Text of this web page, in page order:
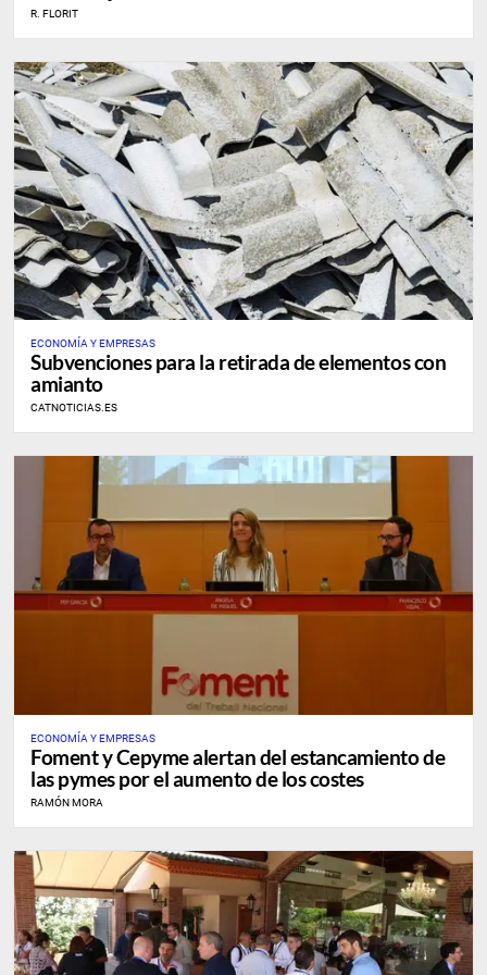
R. FLORIT
ECONOMÍA Y EMPRESAS
Subvenciones para la retirada de elementos con
amianto
CATNOTICIAS.ES
ECONOMÍA Y EMPRESAS
Foment y Cepyme alertan del estancamiento de
las pymes por el aumento de los costes
RAMÓN MORA